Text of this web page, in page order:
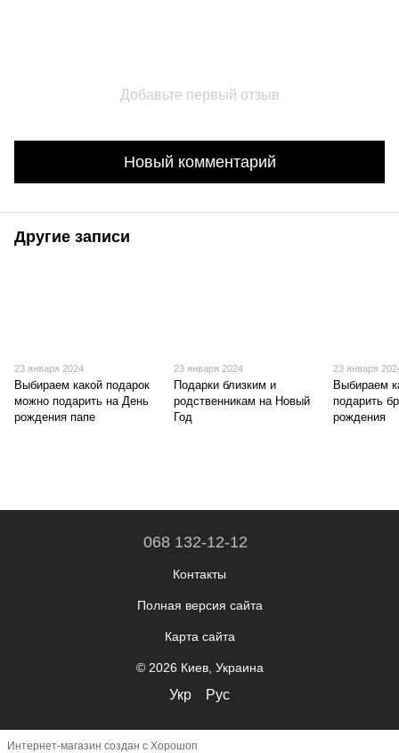
Добавьте первый отзыв
Новый комментарий
Другие записи
23 января 2024
Выбираем какой подарок
можно подарить на День
рождения папе
23 января 2024
Подарки близким и
родственникам на Новый
Год
23 января
Выбираем
подарить
рождения
068 132-12-12
Контакты
Полная версия сайта
Карта сайта
© 2026 Киев, Украина
Укр Рус
Интернет-магазин создан с Хорошоп